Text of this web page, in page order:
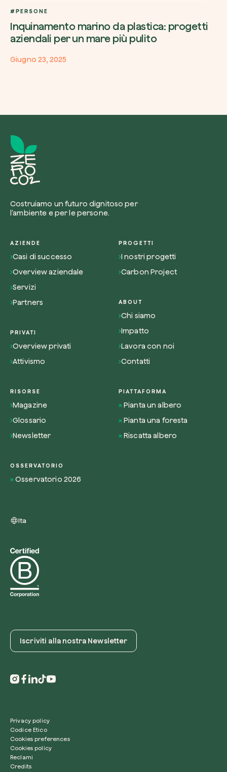
#PERSONE
Inquinamento marino da plastica: progetti
aziendali per un mare più pulito
Giugno 23, 2025
Costruiamo un futuro dignitoso per
l’ambiente e per le persone.
AZIENDE
Casi di successo
Overview aziendale
Servizi
Partners
PRIVATI
Overview privati
Attivismo
PROGETTI
I nostri progetti
Carbon Project
ABOUT
Chi siamo
Impatto
Lavora con noi
Contatti
RISORSE
Magazine
Glossario
Newsletter
OSSERVATORIO
Osservatorio 2026
PIATTAFORMA
Pianta un albero
Pianta una foresta
Riscatta albero
Ita
Iscriviti alla nostra Newsletter
Privacy policy
Codice Etico
Cookies preferences
Cookies policy
Reclami
Credits